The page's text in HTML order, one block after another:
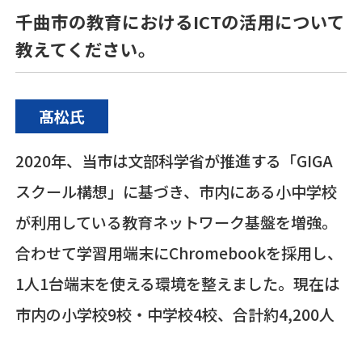
千曲市の教育におけるICTの活用について
教えてください。
髙松氏
2020年、当市は文部科学省が推進する「GIGA
スクール構想」に基づき、市内にある小中学校
が利用している教育ネットワーク基盤を増強。
合わせて学習用端末にChromebookを採用し、
1人1台端末を使える環境を整えました。現在は
市内の小学校9校・中学校4校、合計約4,200人